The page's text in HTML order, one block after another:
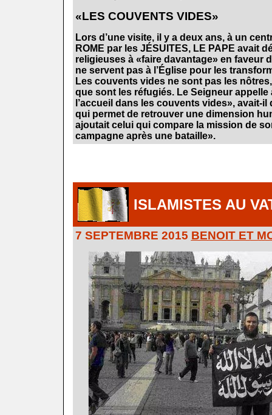
«LES COUVENTS VIDES»
Lors d’une visite, il y a deux ans, à un
ROME par les JÉSUITES, LE PAPE avait
religieuses à «faire davantage» en faveur
ne servent pas à l’Église pour les
Les couvents vides ne sont pas les
que sont les réfugiés. Le Seigneur
l’accueil dans les couvents vides», avait-
qui permet de retrouver une dimension
ajoutait celui qui compare la mission de
campagne après une bataille».
ISLAMISTES AU
7 SEPTEMBRE 2015 BENOIT ET